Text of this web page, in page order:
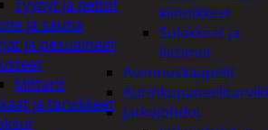
kiinnikkeet
Sulakkeet ja
liittimet
Asennuskaapelit
Jatkojohdot
Tyynyt ja peitot
ja sauna
ja pesuaineet
Mittarit
ja tarvikkeet